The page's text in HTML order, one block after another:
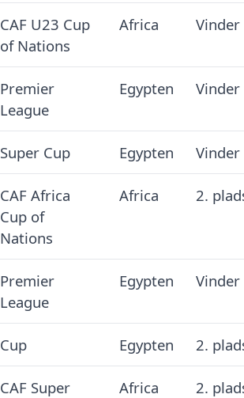
CAF U23 Cup
of Nations
Africa Vinder
Premier
League
Egypten Vinder
Super Cup Egypten Vinder
CAF Africa
Cup of
Nations
Africa 2.
Premier
League
Egypten Vinder
Cup Egypten 2.
CAF Super
Africa 2.